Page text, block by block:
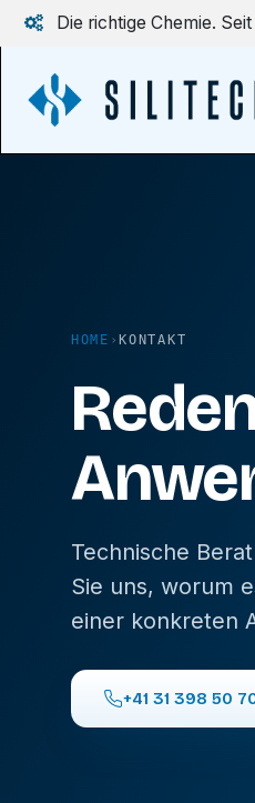
Zum Inhalt springen
Die richtige Chemie.
HOME › KONTAKT
Technische
Sie uns, worum
einer konkreten
+41 31 398 50